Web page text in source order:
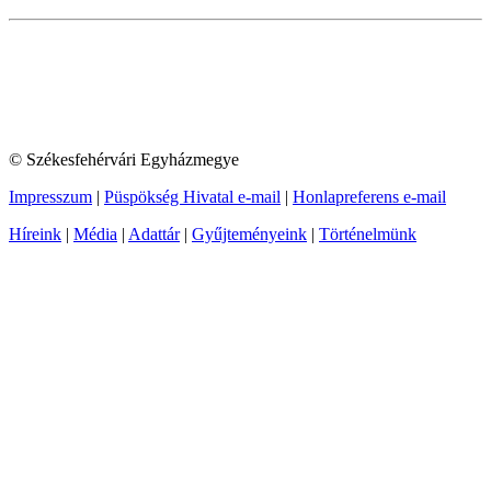
© Székesfehérvári Egyházmegye
Impresszum | Püspökség Hivatal e-mail | Honlapreferens e-mail
Híreink | Média | Adattár| Gyűjteményeink | Történelmünk